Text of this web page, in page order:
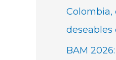
Colombia,
BAM